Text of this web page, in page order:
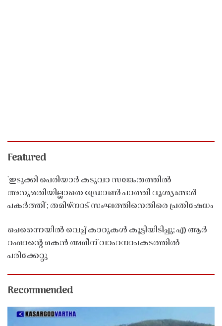
Featured
'ഇടുക്കി പെരിയാർ കടുവാ സങ്കേതത്തിൽ
അനുമതിയില്ലാതെ ഡ്രോൺ പറത്തി ദൃശ്യങ്ങൾ
പകർത്തി'; തമിഴ്നാട് സംഘത്തിനെതിരെ പ്രതിഷേധം
ചെന്നൈയിൽ വെച്ച് കാറുകൾ കൂട്ടിയിടിച്ചു; എ ആർ
റഹ്മാൻ്റെ മകൻ അമീന് വാഹനാപകടത്തിൽ
പരിക്കേറ്റു
Recommended